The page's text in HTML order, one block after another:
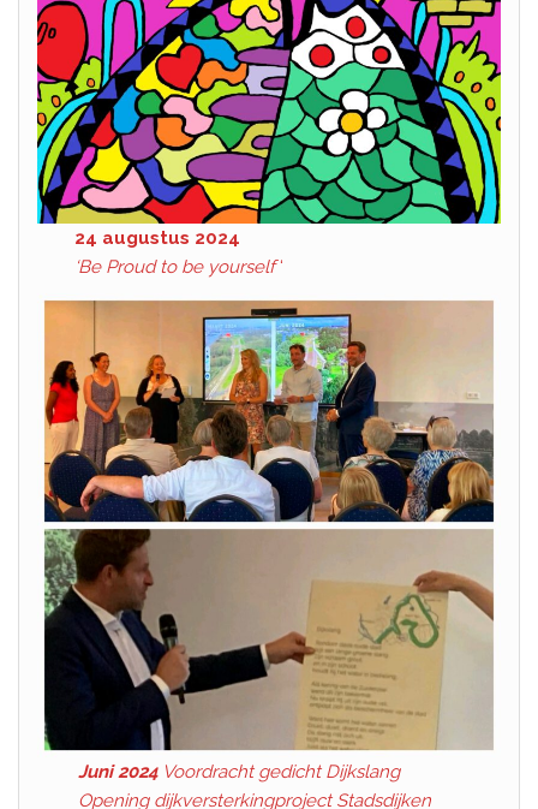
24 augustus 2024
‘Be Proud to be yourself‘
Juni 2024Voordracht gedicht Dijkslang
Opening dijkversterkingproject Stadsdijken